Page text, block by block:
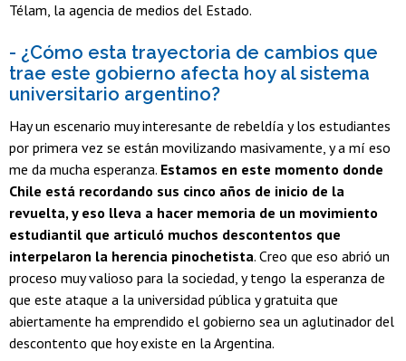
Télam, la agencia de medios del Estado.
- ¿Cómo esta trayectoria de cambios que
trae este gobierno afecta hoy al sistema
universitario argentino?
Hay un escenario muy interesante de rebeldía y los estudiantes
por primera vez se están movilizando masivamente, y a mí eso
me da mucha esperanza. Estamos en este momento donde
Chile está recordando sus cinco años de inicio de la
revuelta, y eso lleva a hacer memoria de un movimiento
estudiantil que articuló muchos descontentos que
interpelaron la herencia pinochetista. Creo que eso abrió un
proceso muy valioso para la sociedad, y tengo la esperanza de
que este ataque a la universidad pública y gratuita que
abiertamente ha emprendido el gobierno sea un aglutinador del
descontento que hoy existe en la Argentina.